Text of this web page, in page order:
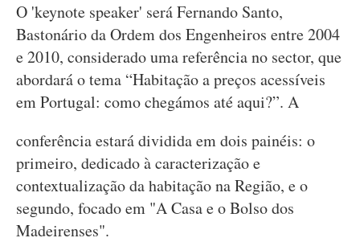
O 'keynote speaker' será Fernando Santo,
Bastonário da Ordem dos Engenheiros entre 2004
e 2010, considerado uma referência no sector, que
abordará o tema “Habitação a preços acessíveis
em Portugal: como chegámos até aqui?”. A
conferência estará dividida em dois painéis: o
primeiro, dedicado à caracterização e
contextualização da habitação na Região, e o
segundo, focado em "A Casa e o Bolso dos
Madeirenses".